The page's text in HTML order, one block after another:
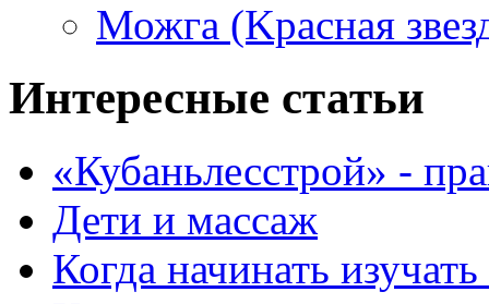
Можга (Kрасная
Интересные статьи
«Кубаньлесстрой» -
Дети и массаж
Когда начинать